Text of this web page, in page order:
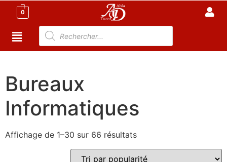
0
Bureaux
Informatiques
Affichage de 1–30 sur 66 résultats